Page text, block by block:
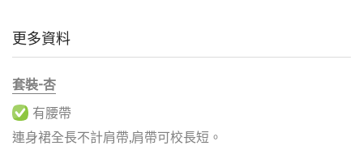
更多資料
套裝-杏
有腰帶
連身裙全長不計肩帶,肩帶可校長短。